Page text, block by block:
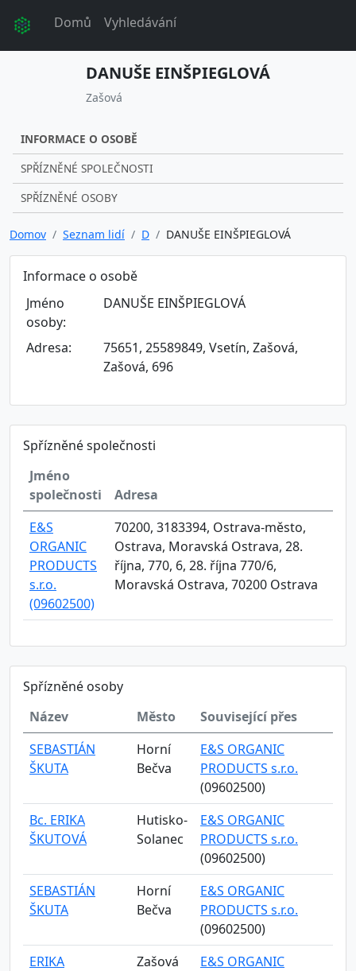
Domů Vyhledávání
DANUŠE EINŠPIEGLOVÁ
Zašová
INFORMACE O OSOBĚ
SPŘÍZNĚNÉ SPOLEČNOSTI
SPŘÍZNĚNÉ OSOBY
Domov Seznam lidí D DANUŠE EINŠPIEGLOVÁ
Informace o osobě
Jméno
osoby:
DANUŠE EINŠPIEGLOVÁ
Adresa:
75651, 25589849, Vsetín, Zašová,
Zašová, 696
Spřízněné společnosti
Jméno
společnosti
Adresa
E&S
ORGANIC
PRODUCTS
s.r.o.
(09602500)
70200, 3183394, Ostrava-město,
Ostrava, Moravská Ostrava, 28.
října, 770, 6, 28. října 770/6,
Moravská Ostrava, 70200 Ostrava
Spřízněné osoby
Název
Město
Související přes
SEBASTIÁN
ŠKUTA
Horní
Bečva
E&S ORGANIC
PRODUCTS s.r.o.
(09602500)
Bc. ERIKA
ŠKUTOVÁ
Hutisko-
Solanec
E&S ORGANIC
PRODUCTS s.r.o.
(09602500)
SEBASTIÁN
ŠKUTA
Horní
Bečva
E&S ORGANIC
PRODUCTS s.r.o.
(09602500)
ERIKA
Zašová
E&S ORGANIC